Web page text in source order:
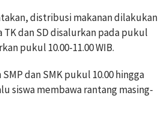
distribusi makanan dilakukan
dan SD disalurkan pada pukul
pukul 10.00-11.00 WIB.
dan SMK pukul 10.00 hingga
siswa membawa rantang masing-